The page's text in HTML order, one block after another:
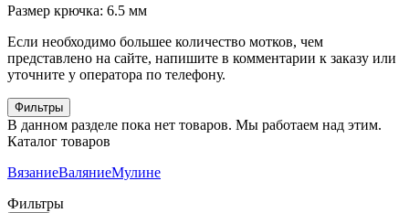
Размер крючка: 6.5 мм
Если необходимо большее количество мотков, чем
представлено на сайте, напишите в комментарии к заказу или
уточните у оператора по телефону.
Фильтры
В данном разделе пока нет товаров. Мы работаем над этим.
Каталог товаров
ВязаниеВаляниеМулине
Фильтры